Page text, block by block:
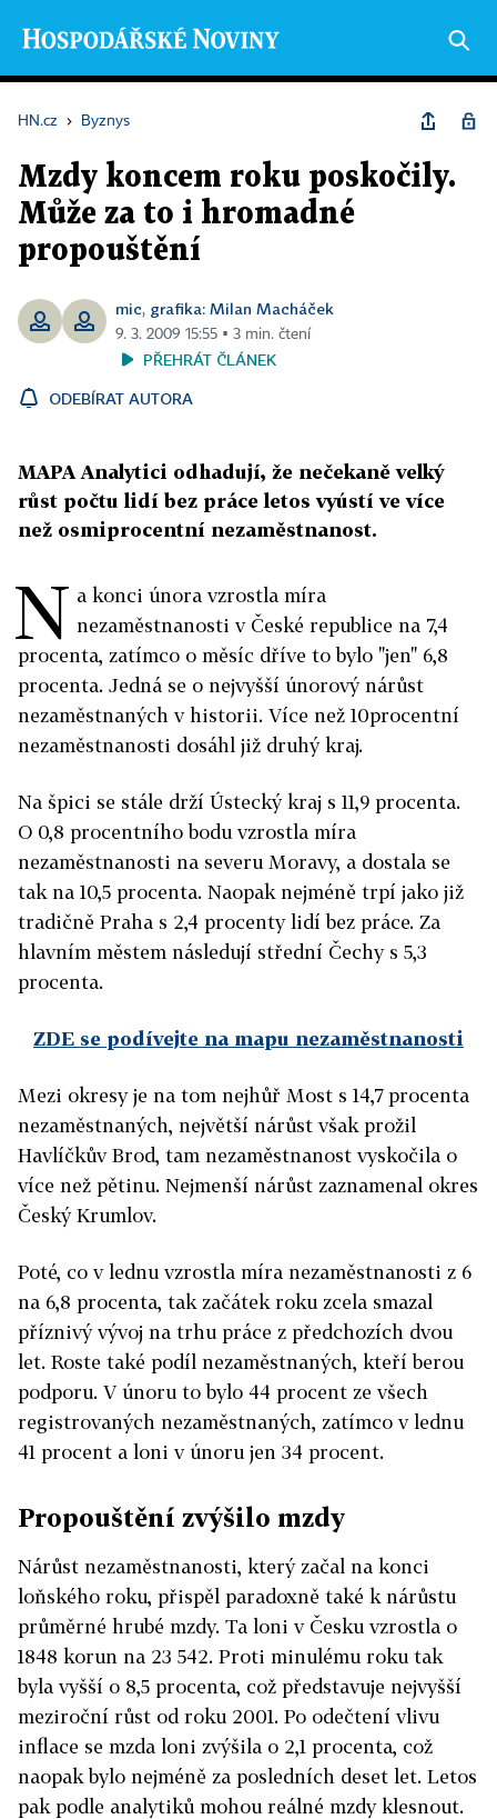
HN.cz › Byznys
Mzdy koncem roku poskočily.
Může za to i hromadné
propouštění
mic, grafika: Milan Macháček
9. 3. 2009 15:55 ▪ 3 min. čtení
PŘEHRÁT ČLÁNEK
ODEBÍRAT AUTORA
MAPA Analytici odhadují, že nečekaně velký
růst počtu lidí bez práce letos vyústí ve více
než osmiprocentní nezaměstnanost.
N a konci února vzrostla míra
nezaměstnanosti v České republice na 7,4
procenta, zatímco o měsíc dříve to bylo "jen" 6,8
procenta. Jedná se o nejvyšší únorový nárůst
nezaměstnaných v historii. Více než 10procentní
nezaměstnanosti dosáhl již druhý kraj.
Na špici se stále drží Ústecký kraj s 11,9 procenta.
O 0,8 procentního bodu vzrostla míra
nezaměstnanosti na severu Moravy, a dostala se
tak na 10,5 procenta. Naopak nejméně trpí jako již
tradičně Praha s 2,4 procenty lidí bez práce. Za
hlavním městem následují střední Čechy s 5,3
procenta.
ZDE se podívejte na mapu nezaměstnanosti
Mezi okresy je na tom nejhůř Most s 14,7 procenta
nezaměstnaných, největší nárůst však prožil
Havlíčkův Brod, tam nezaměstnanost vyskočila o
více než pětinu. Nejmenší nárůst zaznamenal okres
Český Krumlov.
Poté, co v lednu vzrostla míra nezaměstnanosti z 6
na 6,8 procenta, tak začátek roku zcela smazal
příznivý vývoj na trhu práce z předchozích dvou
let. Roste také podíl nezaměstnaných, kteří berou
podporu. V únoru to bylo 44 procent ze všech
registrovaných nezaměstnaných, zatímco v lednu
41 procent a loni v únoru jen 34 procent.
Propouštění zvýšilo mzdy
Nárůst nezaměstnanosti, který začal na konci
loňského roku, přispěl paradoxně také k nárůstu
průměrné hrubé mzdy. Ta loni v Česku vzrostla o
1848 korun na 23 542. Proti minulému roku tak
byla vyšší o 8,5 procenta, což představuje nejvyšší
meziroční růst od roku 2001. Po odečtení vlivu
inflace se mzda loni zvýšila o 2,1 procenta, což
naopak bylo nejméně za posledních deset let. Letos
pak podle analytiků mohou reálné mzdy klesnout.